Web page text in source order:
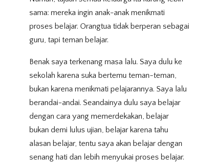
sama: mereka ingin anak-anak menikmati
proses belajar. Orangtua tidak berperan sebagai
guru, tapi teman belajar.
Benak saya terkenang masa lalu. Saya dulu ke
sekolah karena suka bertemu teman-teman,
bukan karena menikmati pelajarannya. Saya lalu
berandai-andai. Seandainya dulu saya belajar
dengan cara yang memerdekakan, belajar
bukan demi lulus ujian, belajar karena tahu
alasan belajar, tentu saya akan belajar dengan
senang hati dan lebih menyukai proses belajar.